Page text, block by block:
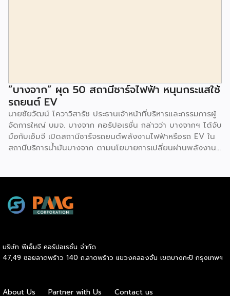
“บางจาก” ผุด 50 สถานีชาร์จไฟฟ้า หนุนกระแสใช้
รถยนต์ EV
นายชัยวัฒน์ โควาวิสารัช ประธานเจ้าหน้าที่บริหารและกรรมการผู้
จัดการใหญ่ บมจ. บางจาก คอร์ปอเรชั่น กล่าวว่า บางจากฯ ได้จับ
มือกับเอ็มจี เปิดสถานีชาร์จรถยนต์พลังงานไฟฟ้าหรือรถ EV ใน
สถานีบริการน้ำมันบางจาก ตามนโยบายการเปลี่ยนผ่านพลังงาน
สถานีบริการน้ำมันบางจากมีสถานีชาร์จรถ EV ทั้งในกรุงเทพฯ
และต่างจังหวัด ครอบคลุมทั่วประเทศ .โดยความร่วมมือครั้งนี้
สถานีชาร์จรถยนต์ไฟฟ้า “MG Super Charge” ในสถานีบริการ
น้ำมันบางจาก ครอบคลุมทั้งในเขตกรุงเทพฯ นนทบุรีและ
บริษัท พีเอ็มจี คอร์ปอเรชั่น จำกัด
47,49 ซอยลาดพร้าว 140 ถ.ลาดพร้าว แขวงคลองจั่น เขตบางกะปิ กรุงเทพฯ
About Us Partner with Us Contact us